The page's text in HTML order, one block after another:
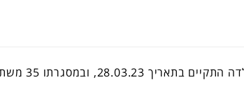
הסיור ה-